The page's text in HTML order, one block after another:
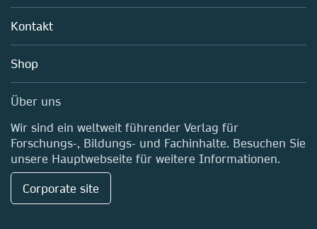
Richtlinien
Über uns
Careers
Media Centre
Standorte & Kontakt
Kontakt
Shop
Über uns
Wir sind ein weltweit führender Verlag für
Forschungs-, Bildungs- und Fachinhalte. Besuchen Sie
unsere Hauptwebseite für weitere Informationen.
Corporate site